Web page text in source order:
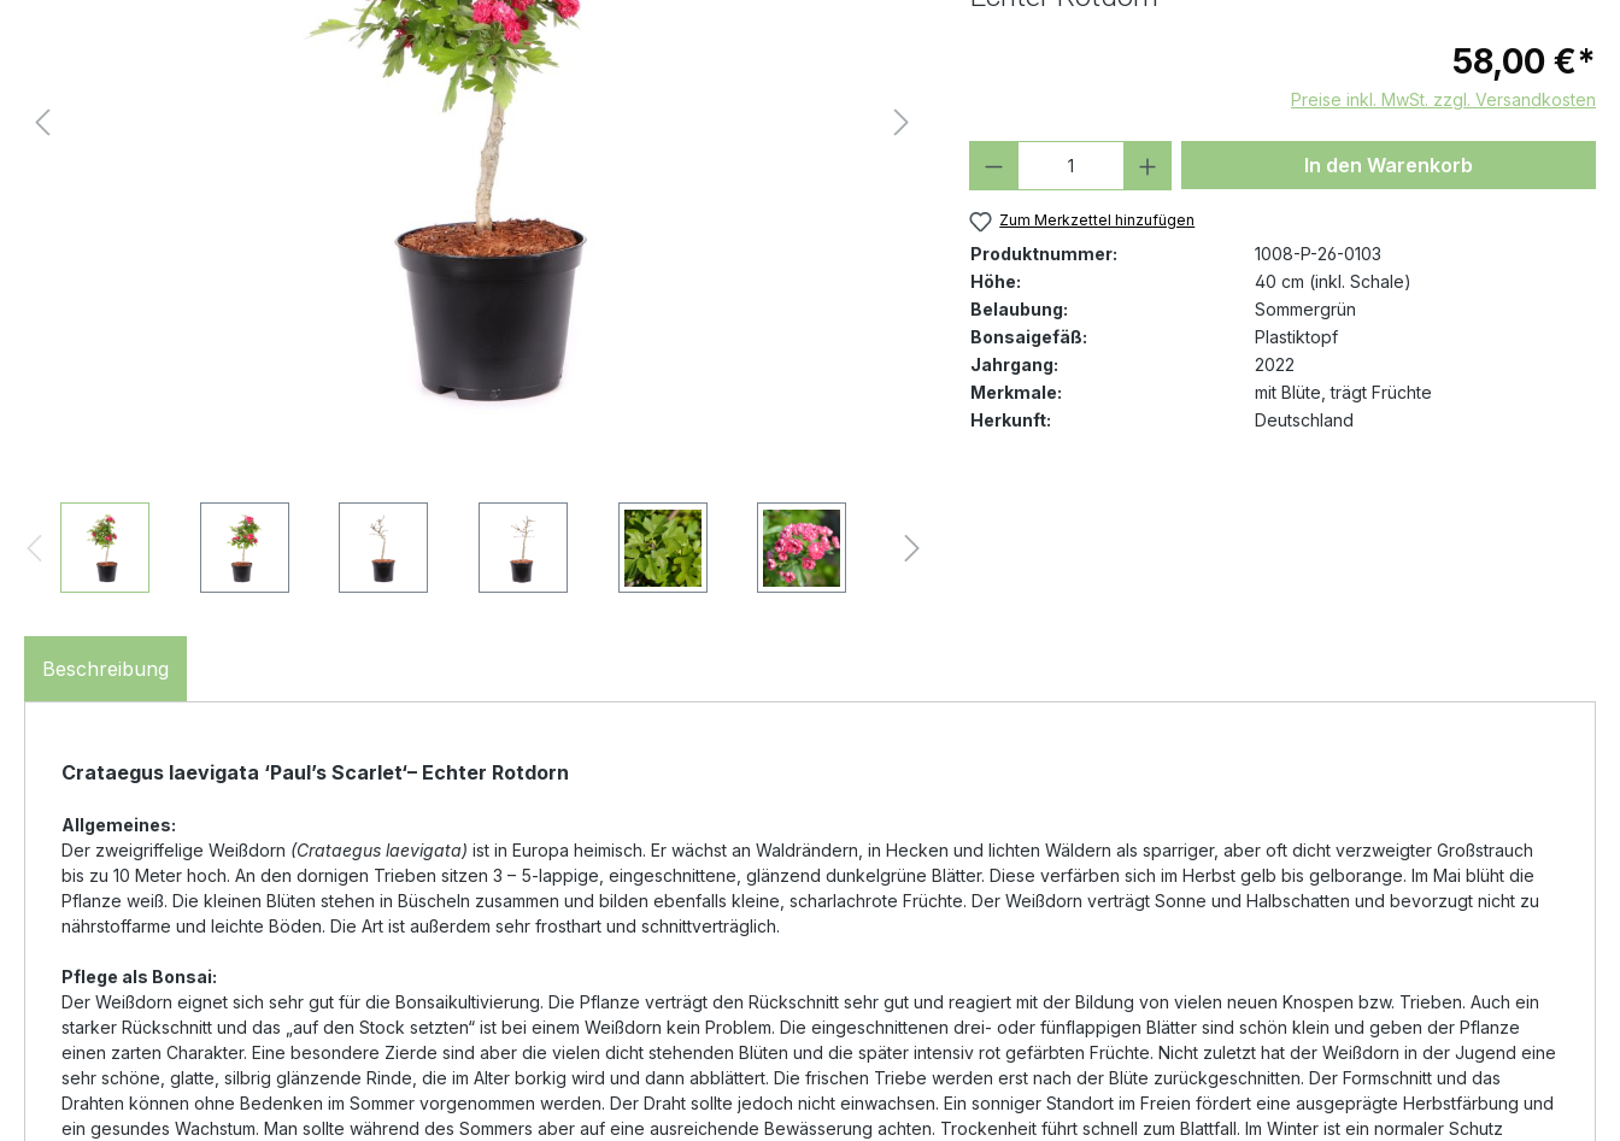
58,00 €*
Preise inkl. MwSt. zzgl. Versandkosten
Produkt Anzahl: Gib den gewünschten Wert
In den Warenkorb
Zum Merkzettel hinzufügen
Produktnummer:
1008-P-26-0103
Höhe:
40 cm (inkl. Schale)
Belaubung:
Sommergrün
Bonsaigefäß:
Plastiktopf
Jahrgang:
2022
Merkmale:
mit Blüte , trägt Früchte
Herkunft:
Deutschland
Beschreibung
Crataegus laevigata ‘Paul’s Scarlet‘– Echter Rotdorn
Allgemeines:
Der zweigriffelige Weißdorn (Crataegus laevigata) ist in Europa heimisch. Er wächst an Waldrändern, in Hecken und lichten Wäldern als sparriger, aber oft dicht verzweigter Großstrauch
bis zu 10 Meter hoch. An den dornigen Trieben sitzen 3 – 5-lappige, eingeschnittene, glänzend dunkelgrüne Blätter. Diese verfärben sich im Herbst gelb bis gelborange. Im Mai blüht die
Pflanze weiß. Die kleinen Blüten stehen in Büscheln zusammen und bilden ebenfalls kleine, scharlachrote Früchte. Der Weißdorn verträgt Sonne und Halbschatten und bevorzugt nicht zu
nährstoffarme und leichte Böden. Die Art ist außerdem sehr frosthart und schnittverträglich.
Pflege als Bonsai:
Der Weißdorn eignet sich sehr gut für die Bonsaikultivierung. Die Pflanze verträgt den Rückschnitt sehr gut und reagiert mit der Bildung von vielen neuen Knospen bzw. Trieben. Auch ein
starker Rückschnitt und das „auf den Stock setzten“ ist bei einem Weißdorn kein Problem. Die eingeschnittenen drei- oder fünflappigen Blätter sind schön klein und geben der Pflanze
einen zarten Charakter. Eine besondere Zierde sind aber die vielen dicht stehenden Blüten und die später intensiv rot gefärbten Früchte. Nicht zuletzt hat der Weißdorn in der Jugend eine
sehr schöne, glatte, silbrig glänzende Rinde, die im Alter borkig wird und dann abblättert. Die frischen Triebe werden erst nach der Blüte zurückgeschnitten. Der Formschnitt und das
Drahten können ohne Bedenken im Sommer vorgenommen werden. Der Draht sollte jedoch nicht einwachsen. Ein sonniger Standort im Freien fördert eine ausgeprägte Herbstfärbung und
ein gesundes Wachstum. Man sollte während des Sommers aber auf eine ausreichende Bewässerung achten. Trockenheit führt schnell zum Blattfall. Im Winter ist ein normaler Schutz